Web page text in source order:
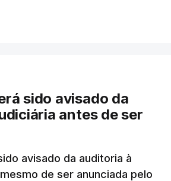
sido avisado da
antes de ser
avisado da auditoria à
de ser anunciada pelo